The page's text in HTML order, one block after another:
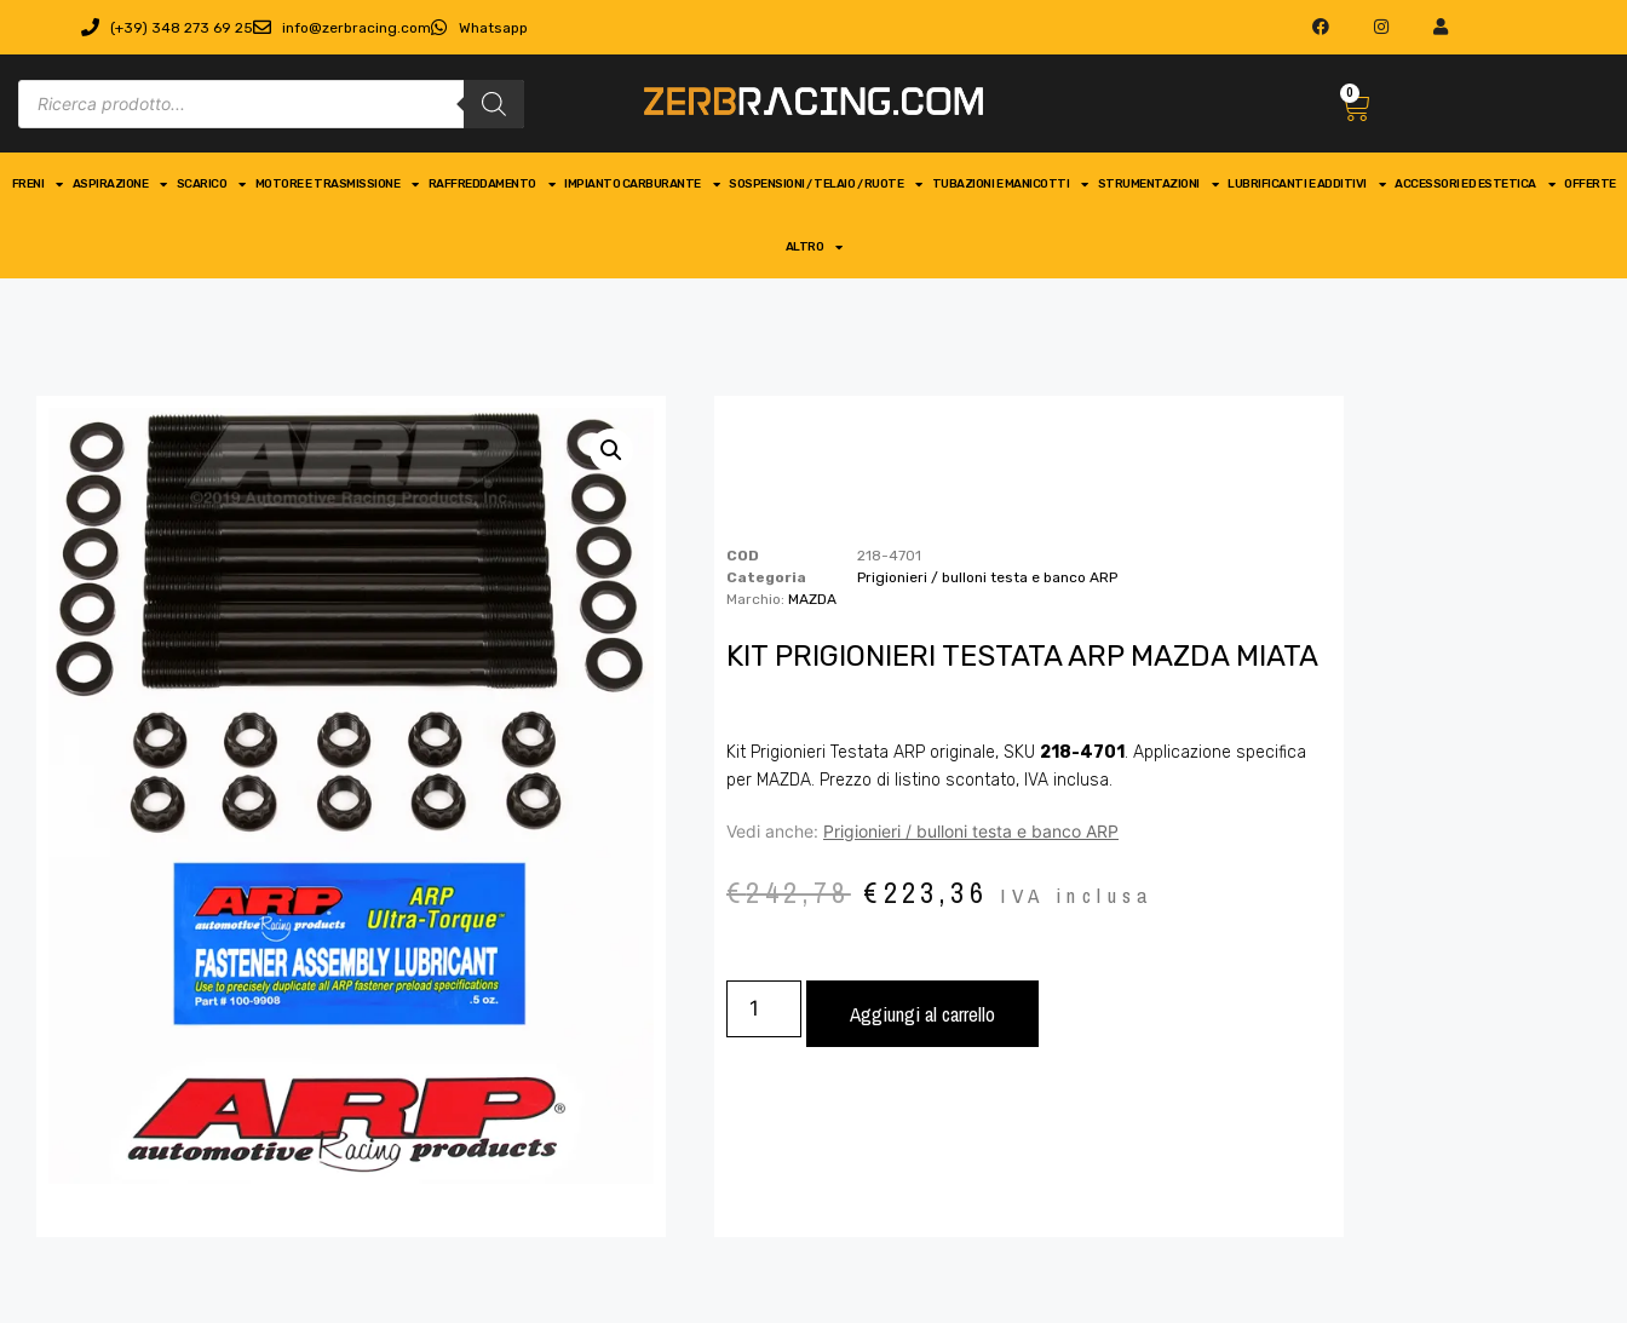
(+39) 348 273 69 25 info@zerbracing.com Whatsapp
0
FRENI ASPIRAZIONE SCARICO MOTORE E TRASMISSIONE RAFFREDDAMENTO IMPIANTO CARBURANTE SOSPENSIONI / TELAIO / RUOTE TUBAZIONI E MANICOTTI STRUMENTAZIONI LUBRIFICANTI E ADDITIVI ACCESSORI ED ESTETICA OFFERTE
ALTRO
COD
218-4701
Categoria
Prigionieri / bulloni testa e banco ARP
Marchio: MAZDA
KIT PRIGIONIERI TESTATA ARP MAZDA MIATA
Kit Prigionieri Testata ARP originale, SKU 218-4701. Applicazione specifica
per MAZDA. Prezzo di listino scontato, IVA inclusa.
Vedi anche: Prigionieri / bulloni testa e banco ARP
€242,78 € 223,36 IVA inclusa
Aggiungi al carrello